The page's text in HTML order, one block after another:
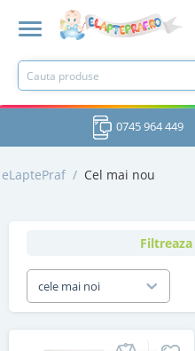
0745 964 449
eLaptePraf / Cel mai nou
cele mai noi